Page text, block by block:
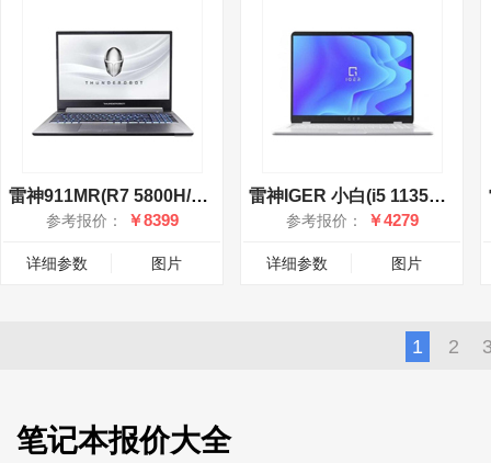
雷神911MR(R7 5800H/16GB/512GB+2TB/RTX3060)
参考报价： ￥8399
详细参数 图片
雷神IGER 小白(i5 1135G7/16GB/512GB/集显)
参考报价： ￥4279
详细参数 图片
1 2
笔记本报价大全